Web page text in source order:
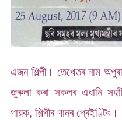
এজন শিল্পী। তেখেতৰ নাম
জুৰুলা কৰা সকলৰ এধানি
গায়ক, শিল্পীৰ গানৰ